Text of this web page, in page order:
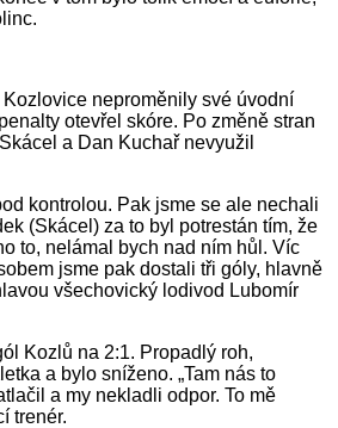
neproměnily své úvodní
otevřel skóre. Po změně stran
a Dan Kuchař nevyužil
kontrolou. Pak jsme se ale nechali
(Skácel) za to byl potrestán tím, že
to, nelámal bych nad ním hůl. Víc
jsme pak dostali tři góly, hlavně
všechovický lodivod Lubomír
Kozlů na 2:1. Propadlý roh,
a bylo sníženo. „Tam nás to
a my nekladli odpor. To mě
trenér.